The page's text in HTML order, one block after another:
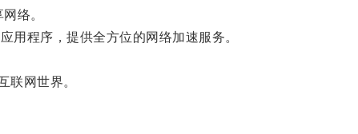
络。
程序，提供全方位的网络加速服务。
网世界。